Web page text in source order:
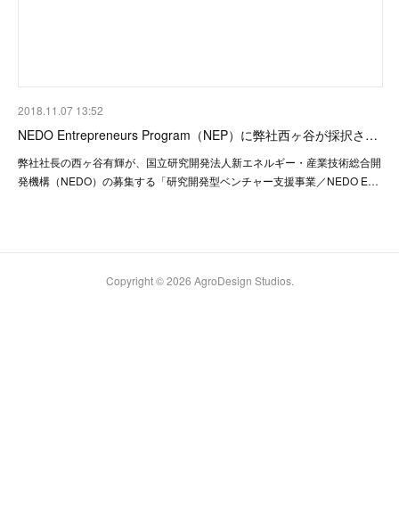
2018.11.07 13:52
NEDO Entrepreneurs Program（NEP）に弊社西ヶ谷が採択さ…
弊社社長の西ヶ谷有輝が、国立研究開発法人新エネルギー・産業技術総合開
発機構（NEDO）の募集する「研究開発型ベンチャー支援事業／NEDO E…
Copyright ©2026 AgroDesign Studios.